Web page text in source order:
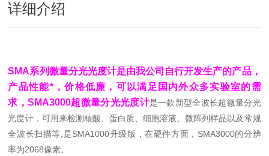
详细介绍
SMA系列微量分光光度计是由我公司自行开发生产的产品，
产品性能*，价格低廉，可以满足国内外众多实验室的需
求，SMA3000超微量分光光度计是一款新型全波长超微量分光
光度计，可用来检测核酸、蛋白质、细胞溶液、微阵列样品以及常规
全波长扫描等,是SMA1000升级版，在硬件方面，SMA3000的分辨
率为2068像素。